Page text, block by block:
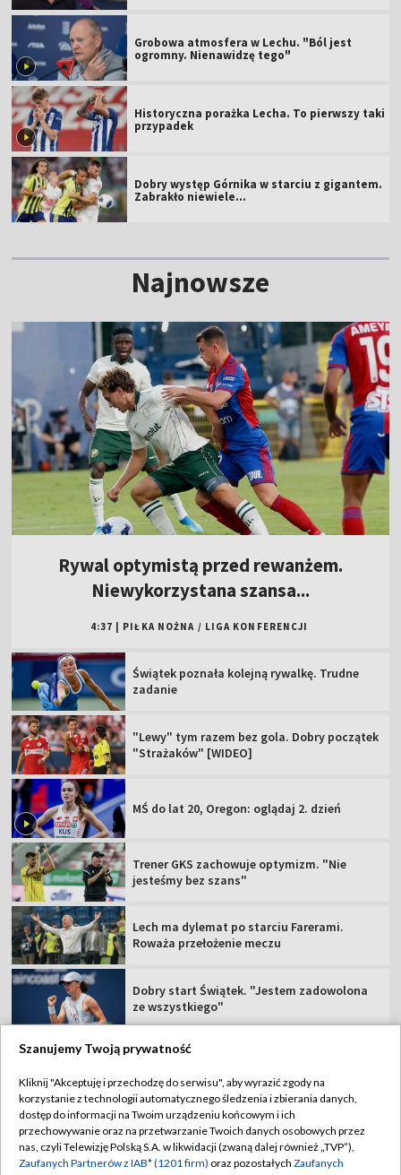
Grobowa atmosfera w Lechu. "Ból jest
ogromny. Nienawidzę tego"
Historyczna porażka Lecha. To pierwszy taki
przypadek
Dobry występ Górnika w starciu z gigantem.
Zabrakło niewiele...
Najnowsze
Rywal optymistą przed rewanżem.
Niewykorzystana szansa...
4:37 | PIŁKA NOŻNA / LIGA KONFERENCJI
Świątek poznała kolejną rywalkę. Trudne
zadanie
"Lewy" tym razem bez gola. Dobry początek
"Strażaków" [WIDEO]
MŚ do lat 20, Oregon: oglądaj 2. dzień
Trener GKS zachowuje optymizm. "Nie
jesteśmy bez szans"
Lech ma dylemat po starciu Farerami.
Roważa przełożenie meczu
Dobry start Świątek. "Jestem zadowolona
ze wszystkiego"
TVP
Abonament TVP
Sklep TVP
Regulamin TVP
Polityka prywatności
Szanujemy Twoją prywatność
Kliknij "Akceptuję i przechodzę do serwisu", aby wyrazić zgody na
korzystanie z technologii automatycznego śledzenia i zbierania danych,
dostęp do informacji na Twoim urządzeniu końcowym i ich
przechowywanie oraz na przetwarzanie Twoich danych osobowych przez
nas, czyli Telewizję Polską S.A. w likwidacji (zwaną dalej również „TVP”),
Zaufanych Partnerów z IAB* (1201 firm) oraz pozostałych Zaufanych